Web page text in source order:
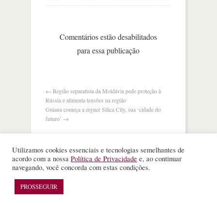
Comentários estão desabilitados
para essa publicação
← Região separatista da Moldávia pede proteção à
Rússia e alimenta tensões na região
Guiana começa a erguer Silica City, sua ‘cidade do
futuro’ →
©Nota Alta ESPM. Todos os direitos reservados.
WordPress Theme
Utilizamos cookies essenciais e tecnologias semelhantes de
acordo com a nossa Política de Privacidade e, ao continuar
navegando, você concorda com estas condições.
PROSSEGUIR